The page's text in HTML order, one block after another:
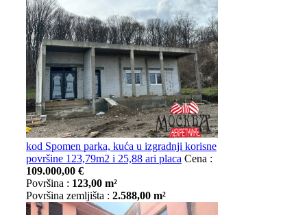
kod Spomen parka, kuća u izgradnji korisne
površine 123,79m2 i 25,88 ari placa Cena :
109.000,00 €
Površina : 123,00 m²
Površina zemljišta : 2.588,00 m²